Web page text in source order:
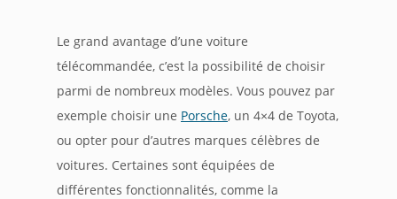
Le grand avantage d’une voiture
télécommandée, c’est la possibilité de choisir
parmi de nombreux modèles. Vous pouvez par
exemple choisir une Porsche, un 4×4 de Toyota,
ou opter pour d’autres marques célèbres de
voitures. Certaines sont équipées de
différentes fonctionnalités, comme la